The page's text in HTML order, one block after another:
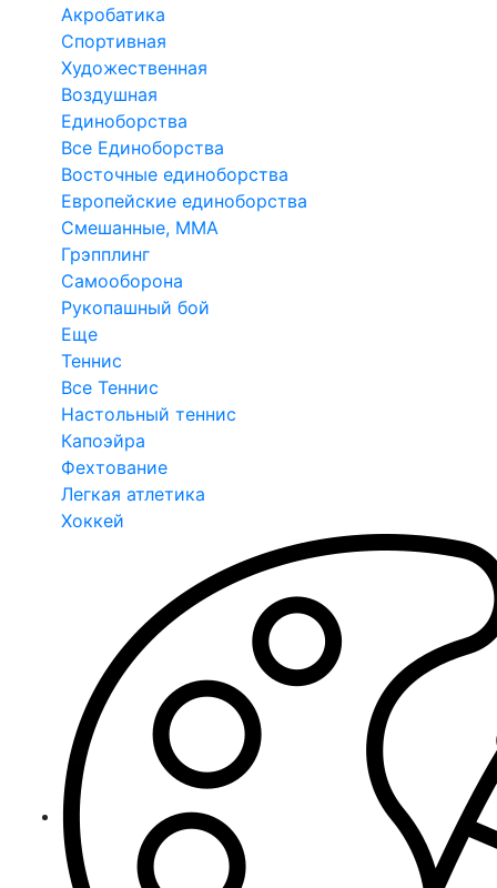
Акробатика
Спортивная
Художественная
Воздушная
Единоборства
Все Единоборства
Восточные единоборства
Европейские единоборства
Смешанные, ММА
Грэпплинг
Самооборона
Рукопашный бой
Еще
Теннис
Все Теннис
Настольный теннис
Капоэйра
Фехтование
Легкая атлетика
Хоккей